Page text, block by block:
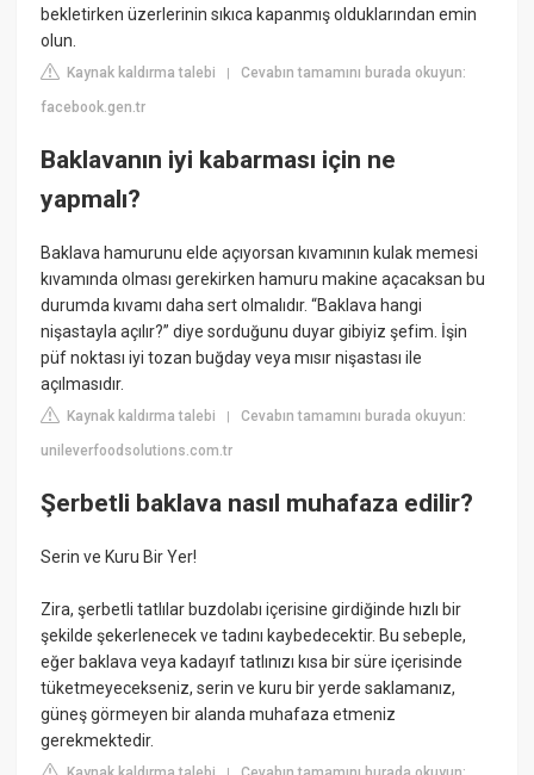
bekletirken üzerlerinin sıkıca kapanmış olduklarından emin
olun.
Kaynak kaldırma talebi |Cevabın tamamını burada okuyun:
facebook.gen.tr
Baklavanın iyi kabarması için ne
yapmalı?
Baklava hamurunu elde açıyorsan kıvamının kulak memesi
kıvamında olması gerekirken hamuru makine açacaksan bu
durumda kıvamı daha sert olmalıdır. “Baklava hangi
nişastayla açılır?” diye sorduğunu duyar gibiyiz şefim. İşin
püf noktası iyi tozan buğday veya mısır nişastası ile
açılmasıdır.
Kaynak kaldırma talebi |Cevabın tamamını burada okuyun:
unileverfoodsolutions.com.tr
Şerbetli baklava nasıl muhafaza edilir?
Serin ve Kuru Bir Yer!
Zira, şerbetli tatlılar buzdolabı içerisine girdiğinde hızlı bir
şekilde şekerlenecek ve tadını kaybedecektir. Bu sebeple,
eğer baklava veya kadayıf tatlınızı kısa bir süre içerisinde
tüketmeyecekseniz, serin ve kuru bir yerde saklamanız,
güneş görmeyen bir alanda muhafaza etmeniz
gerekmektedir.